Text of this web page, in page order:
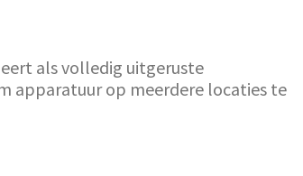
als volledig uitgeruste
apparatuur op meerdere locaties te